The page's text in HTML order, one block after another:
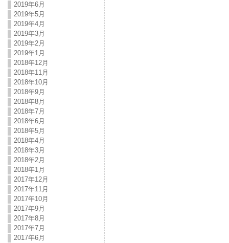
2019年6月
2019年5月
2019年4月
2019年3月
2019年2月
2019年1月
2018年12月
2018年11月
2018年10月
2018年9月
2018年8月
2018年7月
2018年6月
2018年5月
2018年4月
2018年3月
2018年2月
2018年1月
2017年12月
2017年11月
2017年10月
2017年9月
2017年8月
2017年7月
2017年6月